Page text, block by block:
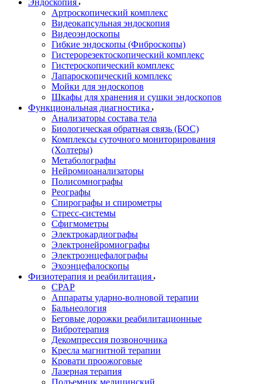
Эндоскопия
Артроскопический комплекс
Видеокапсульная эндоскопия
Видеоэндоскопы
Гибкие эндоскопы (Фиброcкопы)
Гистерорезектоскопический комплекс
Гистероскопический комплекс
Лапароскопический комплекс
Мойки для эндоскопов
Шкафы для хранения и сушки эндоскопов
Функциональная диагностика
Анализаторы состава тела
Биологическая обратная связь (БОС)
Комплексы суточного мониторирования
(Холтеры)
Метаболографы
Нейромиоанализаторы
Полисомнографы
Реографы
Спирографы и спирометры
Стресс-системы
Сфигмометры
Электрокардиографы
Электронейромиографы
Электроэнцефалографы
Эхоэнцефалоскопы
Физиотерапия и реабилитация
CPAP
Аппараты ударно-волновой терапии
Бальнеология
Беговые дорожки реабилитационные
Вибротерапия
Декомпрессия позвоночника
Кресла магнитной терапии
Кровати проожоговые
Лазерная терапия
Подъемник медицинский